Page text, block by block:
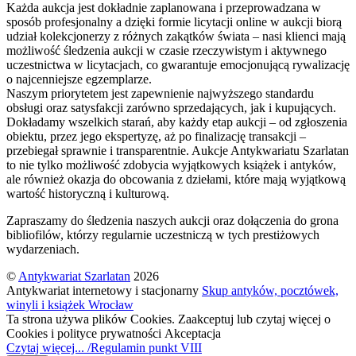
Każda aukcja jest dokładnie zaplanowana i przeprowadzana w
sposób profesjonalny a dzięki formie licytacji online w aukcji biorą
udział kolekcjonerzy z różnych zakątków świata – nasi klienci mają
możliwość śledzenia aukcji w czasie rzeczywistym i aktywnego
uczestnictwa w licytacjach, co gwarantuje emocjonującą rywalizację
o najcenniejsze egzemplarze.
Naszym priorytetem jest zapewnienie najwyższego standardu
obsługi oraz satysfakcji zarówno sprzedających, jak i kupujących.
Dokładamy wszelkich starań, aby każdy etap aukcji – od zgłoszenia
obiektu, przez jego ekspertyzę, aż po finalizację transakcji –
przebiegał sprawnie i transparentnie. Aukcje Antykwariatu Szarlatan
to nie tylko możliwość zdobycia wyjątkowych książek i antyków,
ale również okazja do obcowania z dziełami, które mają wyjątkową
wartość historyczną i kulturową.
Zapraszamy do śledzenia naszych aukcji oraz dołączenia do grona
bibliofilów, którzy regularnie uczestniczą w tych prestiżowych
wydarzeniach.
© Antykwariat Szarlatan 2026
Antykwariat internetowy i stacjonarny Skup antyków, pocztówek,
winyli i książek Wrocław
Ta strona używa plików Cookies. Zaakceptuj lub czytaj więcej o
Cookies i polityce prywatności Akceptacja
Czytaj więcej... /Regulamin punkt VIII